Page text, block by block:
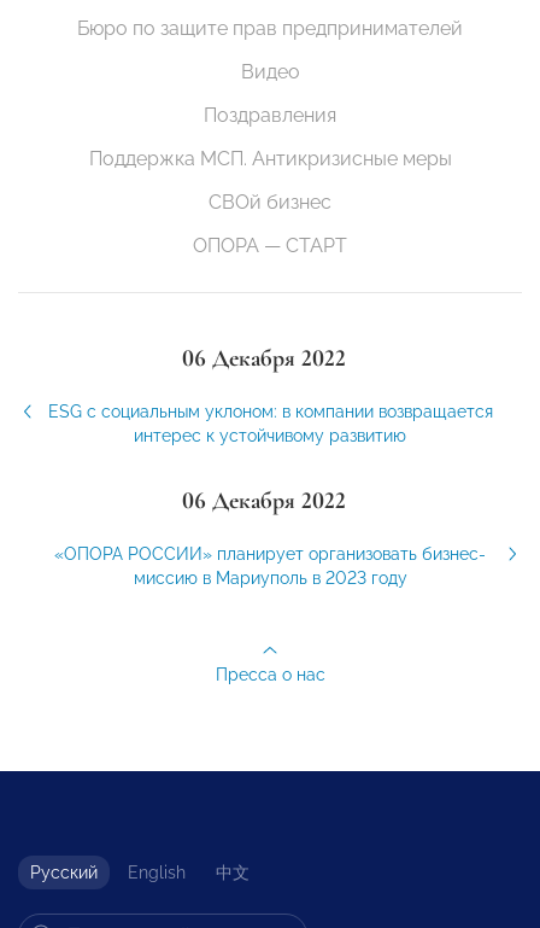
Бюро по защите прав предпринимателей
Видео
Поздравления
Поддержка МСП. Антикризисные меры
СВОй бизнес
ОПОРА — СТАРТ
06 Декабря 2022
ESG с социальным уклоном: в компании возвращается
интерес к устойчивому развитию
06 Декабря 2022
«ОПОРА РОССИИ» планирует организовать бизнес-
миссию в Мариуполь в 2023 году
Пресса о нас
Русский English 中文